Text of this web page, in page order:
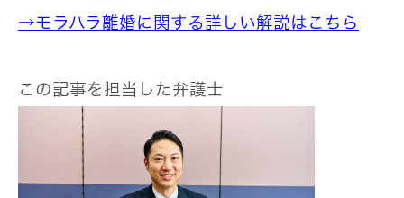
→モラハラ離婚に関する詳しい解説はこちら
この記事を担当した弁護士